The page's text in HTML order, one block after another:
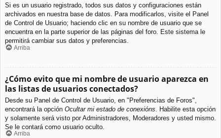
Si es un usuario registrado, todos sus datos y configuraciones están
archivados en nuestra base de datos. Para modificarlos, visite el Panel
de Control de Usuario; haciendo clic en su nombre de usuario que se
encuentra en la parte superior de las páginas del foro. Este sistema le
permitirá cambiar sus datos y preferencias.
Arriba
¿Cómo evito que mi nombre de usuario aparezca en
las listas de usuarios conectados?
Desde su Panel de Control de Usuario, en "Preferencias de Foros",
encontrará la opción Ocultar mi estado de conexións . Habilite esta opción
y solamente será visto por Administradores, Moderadores y usted mismo.
Se le contará como usuario oculto.
Arriba